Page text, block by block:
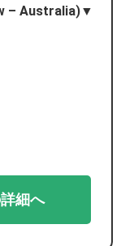
– Australia)▼
細へ